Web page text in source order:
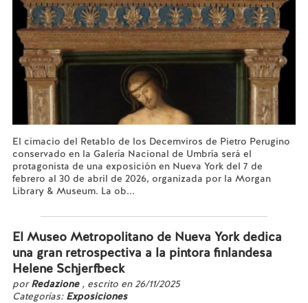
El cimacio del Retablo de los Decemviros de Pietro Perugino
conservado en la Galería Nacional de Umbría será el
protagonista de una exposición en Nueva York del 7 de
febrero al 30 de abril de 2026, organizada por la Morgan
Library & Museum. La ob...
El Museo Metropolitano de Nueva York dedica
una gran retrospectiva a la pintora finlandesa
Helene Schjerfbeck
porRedazione , escrito en 26/11/2025
Categorías: Exposiciones